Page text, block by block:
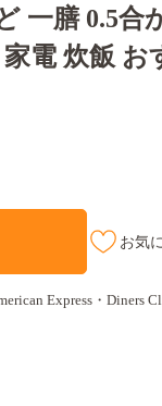
一膳 0.5合
電 炊飯 お
お気
Express・Diners